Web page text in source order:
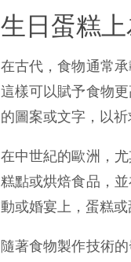
生日蛋糕
在古代，食物通常
這樣可以賦予食物
的圖案或文字，以祈
在中世紀的歐洲，
糕點或烘焙食品，
動或婚宴上，蛋糕
隨著食物製作技術